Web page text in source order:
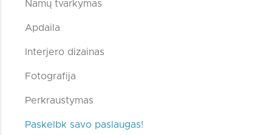
Namų tvarkymas
Apdaila
Interjero dizainas
Fotografija
Perkraustymas
Paskelbk savo paslaugas!